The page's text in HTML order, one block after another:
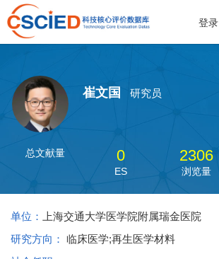
登录
崔文国 研究员
总文献量 0
ES
2306
浏览量
单位：
上海交通大学医学院附属瑞金医院
研究方向： 临床医学;再生医学材料